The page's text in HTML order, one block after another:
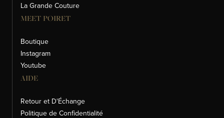
La Grande Couture
MEET POIRET
Boutique
Instagram
Youtube
AIDE
Retour et D'Échange
Politique de Confidentialité